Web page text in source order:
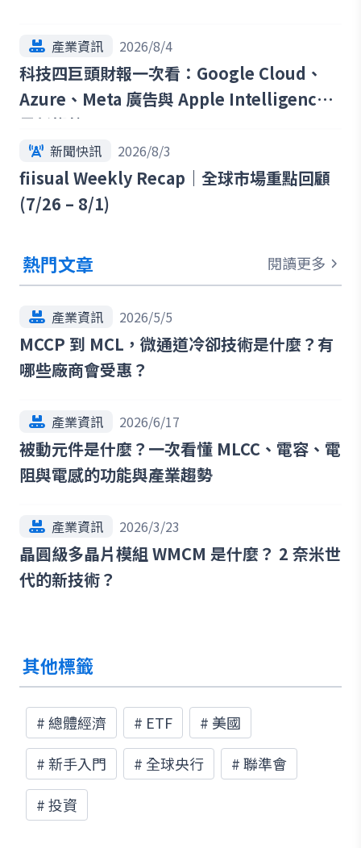
產業資訊 2026/8/4
科技四巨頭財報一次看：Google Cloud、
Azure、Meta 廣告與 Apple Intelligence
最新趨勢
新聞快訊 2026/8/3
fiisual Weekly Recap｜全球市場重點回顧
(7/26 – 8/1)
熱門文章 閱讀更多
產業資訊 2026/5/5
MCCP 到 MCL，微通道冷卻技術是什麼？有
哪些廠商會受惠？
產業資訊 2026/6/17
被動元件是什麼？一次看懂 MLCC、電容、電
阻與電感的功能與產業趨勢
產業資訊 2026/3/23
晶圓級多晶片模組 WMCM 是什麼？ 2 奈米世
代的新技術？
其他標籤
#總體經濟 # ETF # 美國
#新手入門 # 全球央行 #聯準會
#投資